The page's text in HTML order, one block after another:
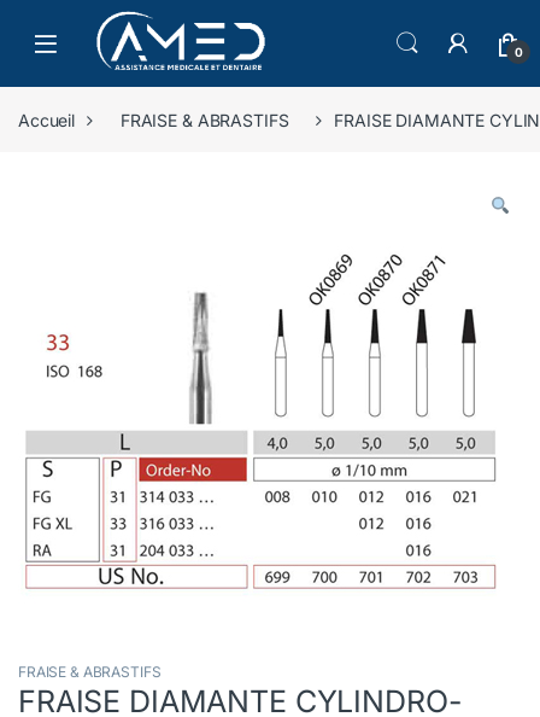
Skip to navigation
Skip to content
0
Accueil FRAISE & ABRASTIFS FRAISE DIAMANTE
FRAISE & ABRASTIFS
FRAISE DIAMANTE CYLINDRO-